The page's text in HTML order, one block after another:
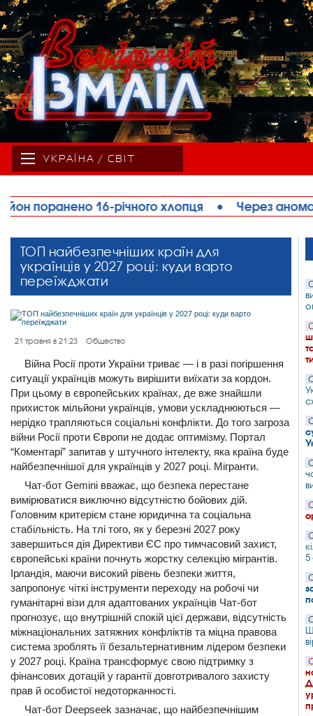
УКРАЇНА / СВІТ
• Через аномальну спеку на Одещині
ТОП найбезпечніших країн для
українців у 2027 році: куди варто
переїжджати
21 травня в 21:23 Общество
Війна Росії проти України триває — і в разі погіршення
ситуації українців можуть вирішити виїхати за кордон.
При цьому в європейських країнах, де вже знайшли
прихисток мільйони українців, умови ускладнюються —
нерідко трапляються соціальні конфлікти. До того загроза
війни Росії проти Європи не додає оптимізму. Портал
“Коментарі” запитав у штучного інтелекту, яка країна буде
найбезпечнішої для українців у 2027 році. Мігранти.
Чат-бот Gemini вважає, що безпека перестане
вимірюватися виключно відсутністю бойових дій.
Головним критерієм стане юридична та соціальна
стабільність. На тлі того, як у березні 2027 року
завершиться дія Директиви ЄС про тимчасовий захист,
європейські країни почнуть жорстку селекцію мігрантів.
Ірландія, маючи високий рівень безпеки життя,
запропонує чіткі інструменти переходу на робочі чи
гуманітарні візи для адаптованих українців Чат-бот
прогнозує, що внутрішній спокій цієї держави, відсутність
міжнаціональних затяжних конфліктів та міцна правова
система зроблять її безальтернативним лідером безпеки
у 2027 році. Країна трансформує свою підтримку з
фінансових дотацій у гарантії довготривалого захисту
прав й особистої недоторканності.
Чат-бот Deepseek зазначає, що найбезпечнішим
5